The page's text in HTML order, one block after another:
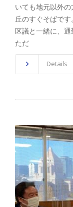
いても地元以外
丘のすぐそばで
区議と一緒に、
ただ
Details